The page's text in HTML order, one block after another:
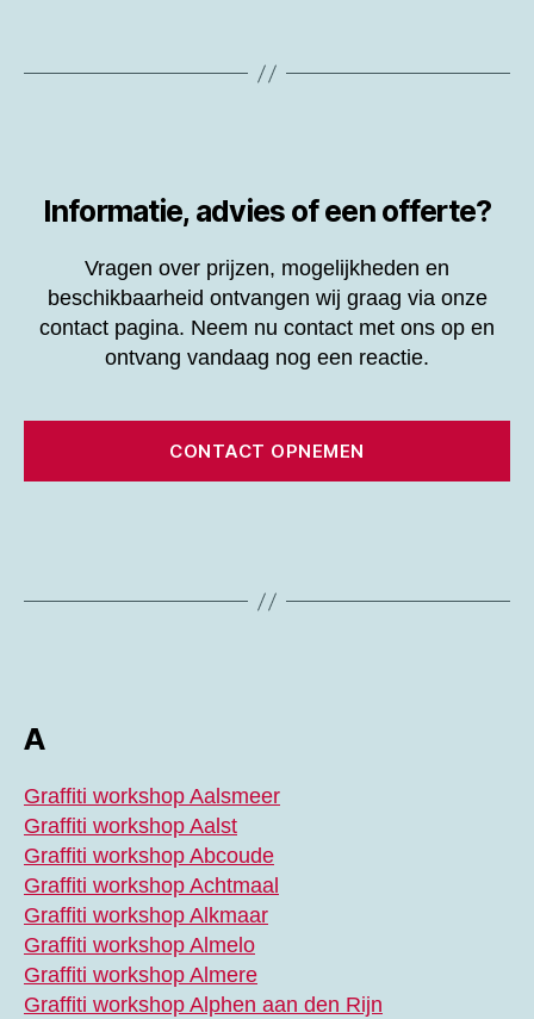
Informatie, advies of een offerte?
Vragen over prijzen, mogelijkheden en
beschikbaarheid ontvangen wij graag via onze
contact pagina. Neem nu contact met ons op en
ontvang vandaag nog een reactie.
CONTACT OPNEMEN
A
Graffiti workshop Aalsmeer
Graffiti workshop Aalst
Graffiti workshop Abcoude
Graffiti workshop Achtmaal
Graffiti workshop Alkmaar
Graffiti workshop Almelo
Graffiti workshop Almere
Graffiti workshop Alphen aan den Rijn